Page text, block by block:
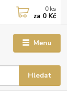
Menu
Hledat
0 ks
za 0 Kč